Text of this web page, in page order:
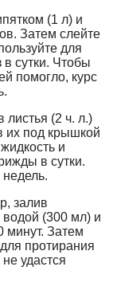
(1 л) и
Затем слейте
для
сутки. Чтобы
помогло, курс
листья (2 ч. л.)
их под крышкой
и
в сутки.
залив
водой (300 мл) и
минут. Затем
протирания
удастся